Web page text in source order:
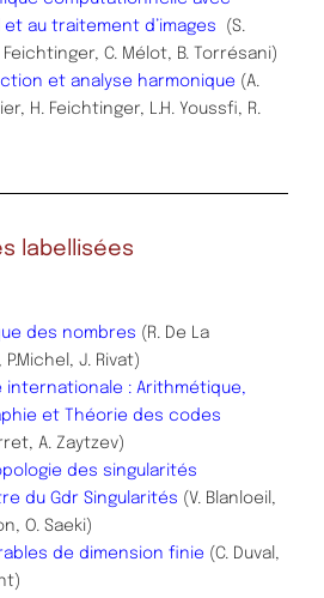
au traitement d’images (S.
C. Mélot, B. Torrésani)
et analyse harmonique (A.
H. Feichtinger, L.H. Youssfi, R.
labellisées
des nombres (R. De La
J. Rivat)
internationale : Arithmétique,
et Théorie des codes
A. Zaytzev)
des singularités
du Gdr Singularités (V. Blanloeil,
O. Saeki)
de dimension finie (C. Duval,